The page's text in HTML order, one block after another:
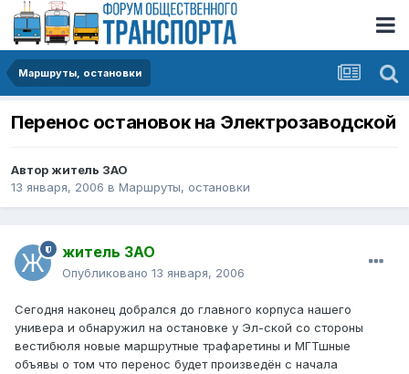
Маршруты, остановки
Перенос остановок на Электрозаводской
Автор житель ЗАО
13 января, 2006 в Маршруты, остановки
житель ЗАО
Опубликовано 13 января, 2006
Сегодня наконец добрался до главного корпуса нашего
универа и обнаружил на остановке у Эл-ской со стороны
вестибюля новые маршрутные трафаретины и МГТшные
объявы о том что перенос будет произведён с начала